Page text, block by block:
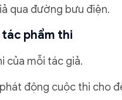
qua đường bưu điện.
phẩm thi
của mỗi tác giả.
động cuộc thi cho